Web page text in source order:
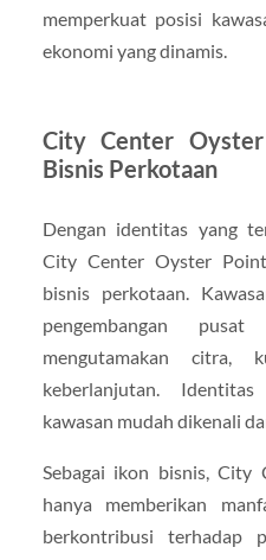
memperkuat posisi
ekonomi yang dinamis.
City Center
Bisnis Perkotaan
Dengan identitas yang
City Center Oyster
bisnis perkotaan.
pengembangan
mengutamakan citra,
keberlanjutan.
kawasan mudah dikenali
Sebagai ikon bisnis,
hanya memberikan
berkontribusi terhadap